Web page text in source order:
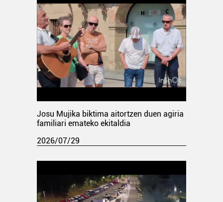
Josu Mujika biktima aitortzen duen agiria
familiari emateko ekitaldia
2026/07/29